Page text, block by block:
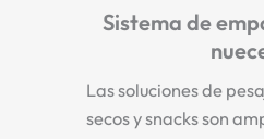
Sistema de
Las soluciones de
secos y snacks son